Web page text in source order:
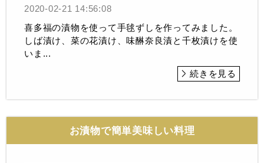
2020-02-21 14:56:08
喜多福の漬物を使って手毬ずしを作ってみました。
しば漬け、菜の花漬け、味醂奈良漬と千枚漬けを使
いま...
続きを見る
お漬物で簡単美味しい料理